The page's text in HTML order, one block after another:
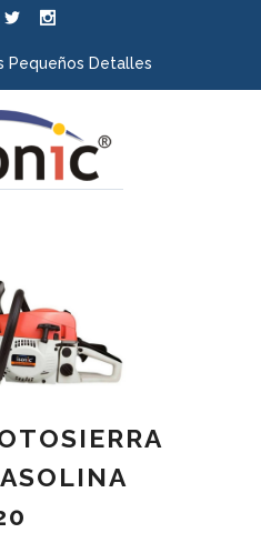
Pequeños Detalles